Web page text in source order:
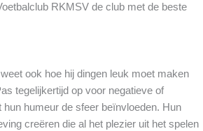
RKMSV de club met de beste
ook hoe hij dingen leuk moet maken
tegelijkertijd op voor negatieve of
humeur de sfeer beïnvloeden. Hun
creëren die al het plezier uit het spelen